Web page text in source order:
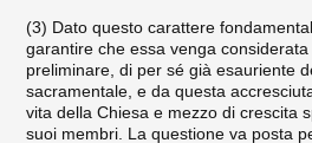
(3) Dato questo carattere
garantire che essa venga
prelimina­re, di per sé già esauriente
sacramentale, e da que­sta
vita della Chiesa e mezzo di crescita
suoi membri. La questione va po­sta